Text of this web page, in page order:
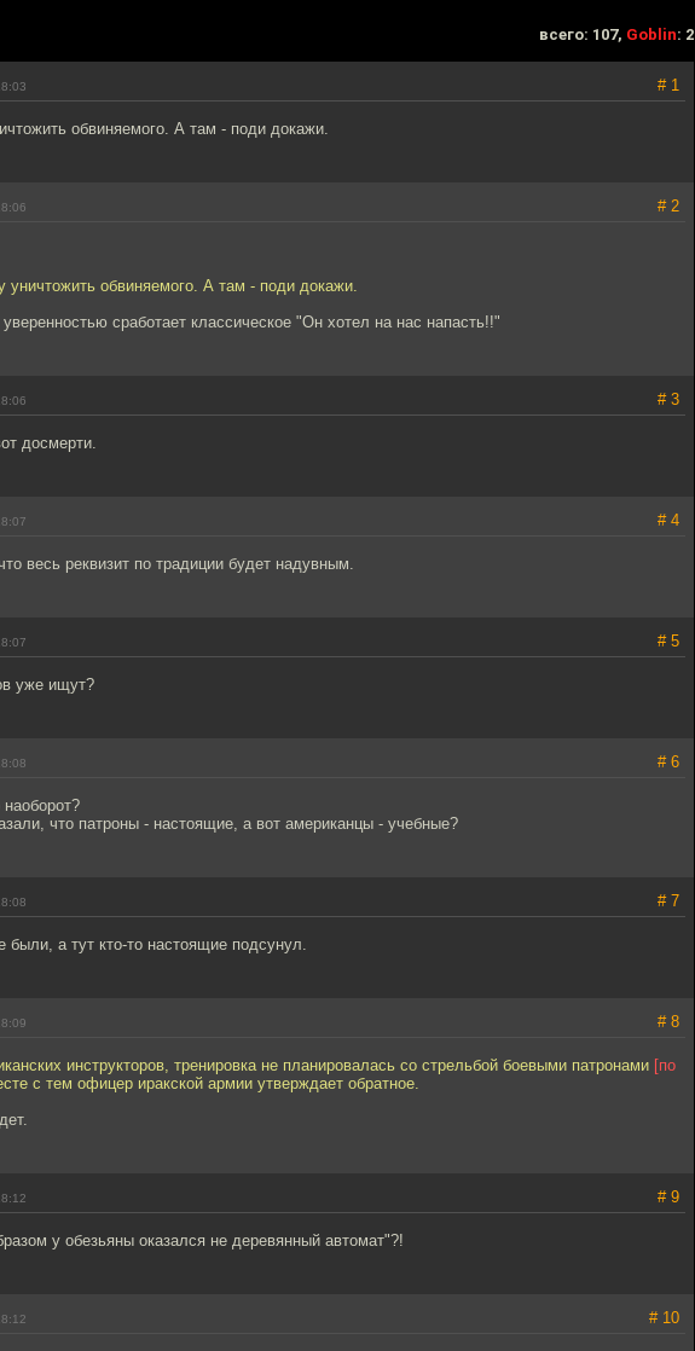
всего: 107, Goblin: 2
# 1
обвиняемого. А там - поди докажи.
# 2
уничтожить обвиняемого. А там - поди докажи.
сработает классическое "Он хотел на нас напасть!!"
# 3
досмерти.
# 4
весь реквизит по традиции будет надувным.
# 5
уже ищут?
# 6
что патроны - настоящие, а вот американцы - учебные?
# 7
были, а тут кто-то настоящие подсунул.
# 8
инструкторов, тренировка не планировалась со стрельбой боевыми патронами [по
с тем офицер иракской армии утверждает обратное.
# 9
у обезьяны оказался не деревянный автомат"?!
# 10